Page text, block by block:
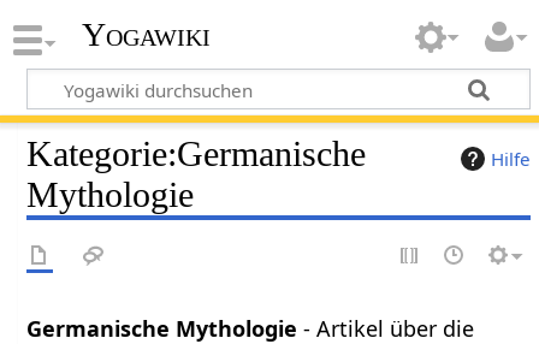
Yogawiki
Hilfe
Kategorie:Germanische
Mythologie
Germanische Mythologie - Artikel über die